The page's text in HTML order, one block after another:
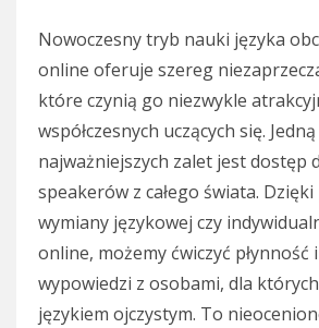
Nowoczesny tryb nauki języka
online oferuje szereg
które czynią go niezwykle
współczesnych uczących się. Jedną
najważniejszych zalet jest dostęp
speakerów z całego świata.
wymiany językowej czy
online, możemy ćwiczyć
wypowiedzi z osobami, dla
językiem ojczystym. To